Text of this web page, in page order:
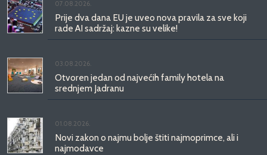
07.08.2026.
Prije dva dana EU je uveo nova pravila za sve koji
rade AI sadržaj: kazne su velike!
03.08.2026.
Otvoren jedan od najvećih family hotela na
srednjem Jadranu
01.08.2026.
Novi zakon o najmu bolje štiti najmoprimce, ali i
najmodavce